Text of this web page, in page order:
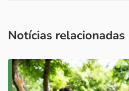
Notícias relacionadas